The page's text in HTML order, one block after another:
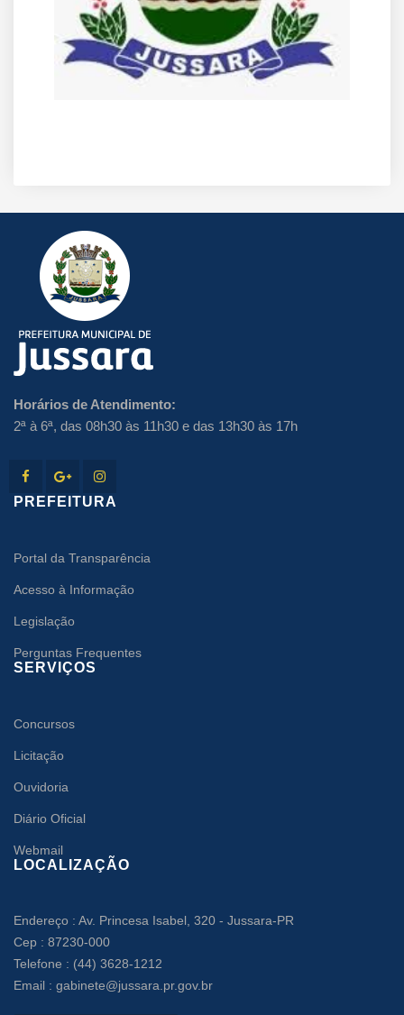
Horários de Atendimento:
2ª à 6ª, das 08h30 às 11h30 e das 13h30 às 17h
PREFEITURA
Portal da Transparência
Acesso à Informação
Legislação
Perguntas Frequentes
SERVIÇOS
Concursos
Licitação
Ouvidoria
Diário Oficial
Webmail
LOCALIZAÇÃO
Endereço : Av. Princesa Isabel, 320 - Jussara-PR
Cep : 87230-000
Telefone : (44) 3628-1212
Email : gabinete@jussara.pr.gov.br